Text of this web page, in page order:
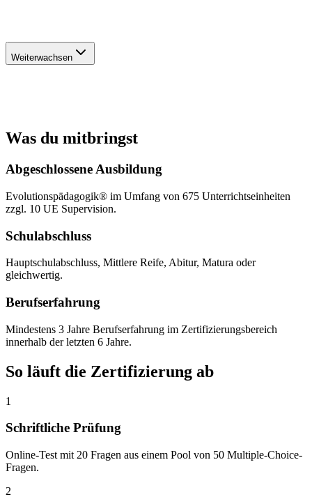
Weiterwachsen
Was du mitbringst
Abgeschlossene Ausbildung
Evolutionspädagogik® im Umfang von 675 Unterrichtseinheiten
zzgl. 10 UE Supervision.
Schulabschluss
Hauptschulabschluss, Mittlere Reife, Abitur, Matura oder
gleichwertig.
Berufserfahrung
Mindestens 3 Jahre Berufserfahrung im Zertifizierungsbereich
innerhalb der letzten 6 Jahre.
So läuft die Zertifizierung ab
1
Schriftliche Prüfung
Online-Test mit 20 Fragen aus einem Pool von 50 Multiple-Choice-
Fragen.
2